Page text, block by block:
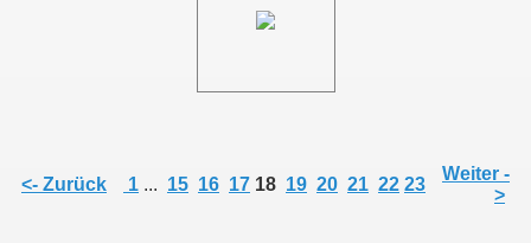
<- Zurück 1 ... 15 16 17 18 19 20 21 22 23
Weiter -
>